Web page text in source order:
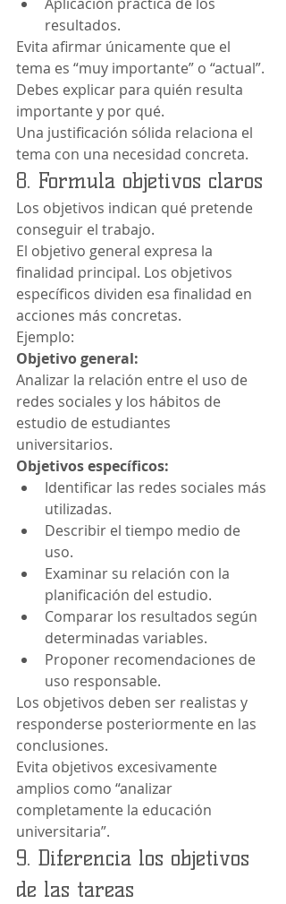
resultados.
Evita afirmar únicamente que el
tema es “muy importante” o “actual”.
Debes explicar para quién resulta
importante y por qué.
Una justificación sólida relaciona el
tema con una necesidad concreta.
8. Formula objetivos claros
Los objetivos indican qué pretende
conseguir el trabajo.
El objetivo general expresa la
finalidad principal. Los objetivos
específicos dividen esa finalidad en
acciones más concretas.
Ejemplo:
Objetivo general:
Analizar la relación entre el uso de
redes sociales y los hábitos de
estudio de estudiantes
universitarios.
Objetivos específicos:
Identificar las redes sociales más
utilizadas.
Describir el tiempo medio de
uso.
Examinar su relación con la
planificación del estudio.
Comparar los resultados según
determinadas variables.
Proponer recomendaciones de
uso responsable.
Los objetivos deben ser realistas y
responderse posteriormente en las
conclusiones.
Evita objetivos excesivamente
amplios como “analizar
completamente la educación
universitaria”.
9. Diferencia los objetivos
de las tareas